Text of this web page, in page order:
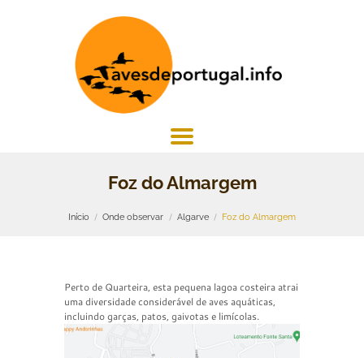
Foz do Almargem
Início Onde observar Algarve Foz do Almargem
Perto de Quarteira, esta pequena lagoa costeira atrai
uma diversidade considerável de aves aquáticas,
incluindo garças, patos, gaivotas e limícolas.